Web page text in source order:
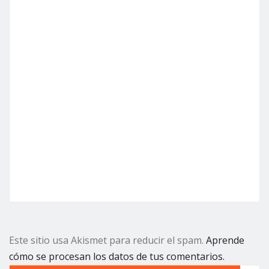
Este sitio usa Akismet para reducir el spam. Aprende
cómo se procesan los datos de tus comentarios.